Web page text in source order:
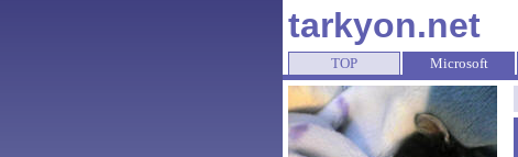
tarkyon.net
TOP Microsoft